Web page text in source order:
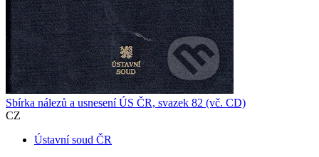
Sbírka nálezů a usnesení ÚS ČR, svazek 82 (vč. CD)
CZ
Ústavní soud ČR